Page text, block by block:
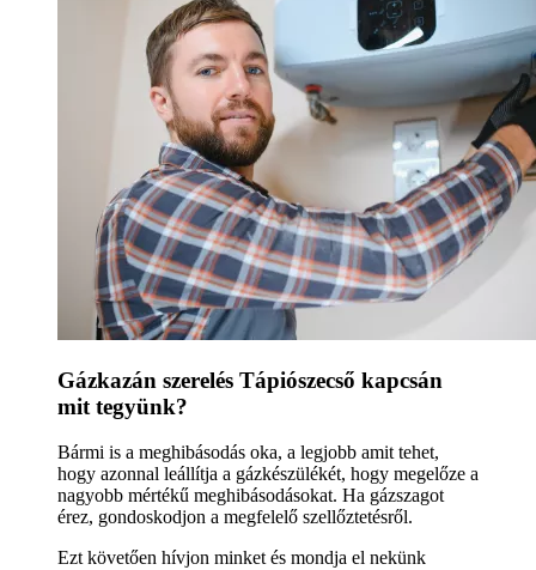
Gázkazán szerelés Tápiószecső kapcsán
mit tegyünk?
Bármi is a meghibásodás oka, a legjobb amit tehet,
hogy azonnal leállítja a gázkészülékét, hogy megelőze a
nagyobb mértékű meghibásodásokat. Ha gázszagot
érez, gondoskodjon a megfelelő szellőztetésről.
Ezt követően hívjon minket és mondja el nekünk